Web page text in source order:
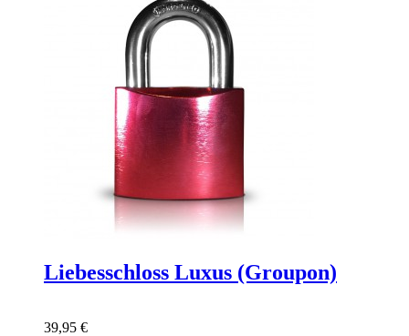
Liebesschloss Luxus (Groupon)
39,95 €